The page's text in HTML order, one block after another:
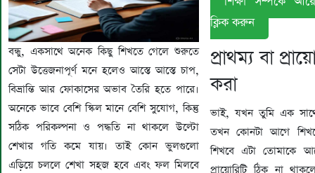
বন্ধু, একসাথে অনেক কিছু শিখতে গেলে শুরুতে
সেটা উত্তেজনাপূর্ণ মনে হলেও আস্তে আস্তে চাপ,
বিভ্রান্তি আর ফোকাসের অভাব তৈরি হতে পারে।
অনেকে ভাবে বেশি স্কিল মানে বেশি সুযোগ, কিন্তু
সঠিক পরিকল্পনা ও পদ্ধতি না থাকলে উল্টো
শেখার গতি কমে যায়। তাই কোন ভুলগুলো
এড়িয়ে চললে শেখা সহজ হবে এবং ফল মিলবে
ক্লিক করুন
প্রাথম্য বা
করা
ভাই, যখন তুমি এক
তখন কোনটা আগে
শিখবে এটা তোমাকে
প্রায়োরিটি ঠিক না